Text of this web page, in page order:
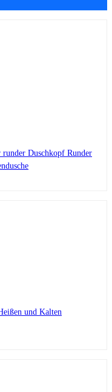
Duschkopf Runder
und Kalten